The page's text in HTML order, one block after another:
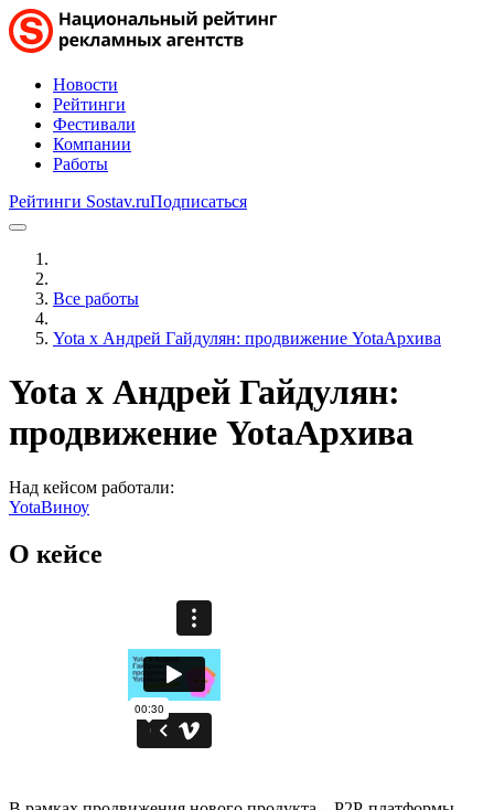
Новости
Рейтинги
Фестивали
Компании
Работы
Рейтинги Sostav.ruПодписаться
Все работы
Yota х Андрей Гайдулян: продвижение YotaАрхива
Yota х Андрей Гайдулян:
продвижение YotaАрхива
Над кейсом работали:
YotaВиноу
О кейсе